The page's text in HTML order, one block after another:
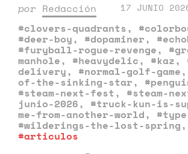
por Redacción 17 JUNIO
#clovers-quadrants,
#deer-boy, #dopaminer,
#furyball-rogue-revenge,
manhole, #heavydelic, #kaz,
delivery, #normal-golf-game,
of-the-sinking-star,
#steam-next-fest, #steam-
junio-2026, #truck-kun-is-
me-from-another-world,
#wilderings-the-lost-spring,
#articulos